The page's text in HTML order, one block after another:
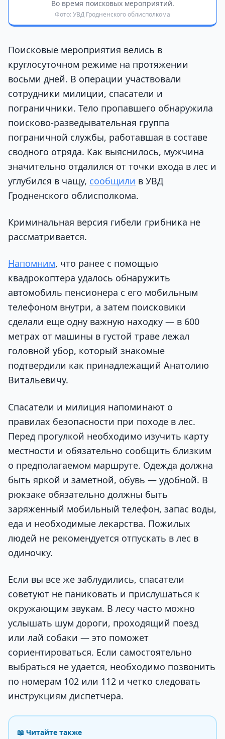
Во время поисковых мероприятий.
Фото: УВД Гродненского облисполкома
Поисковые мероприятия велись в
круглосуточном режиме на протяжении
восьми дней. В операции участвовали
сотрудники милиции, спасатели и
пограничники. Тело пропавшего обнаружила
поисково-разведывательная группа
пограничной службы, работавшая в составе
сводного отряда. Как выяснилось, мужчина
значительно отдалился от точки входа в лес и
углубился в чащу, сообщили в УВД
Гродненского облисполкома.
Криминальная версия гибели грибника не
рассматривается.
Напомним, что ранее с помощью
квадрокоптера удалось обнаружить
автомобиль пенсионера с его мобильным
телефоном внутри, а затем поисковики
сделали еще одну важную находку — в 600
метрах от машины в густой траве лежал
головной убор, который знакомые
подтвердили как принадлежащий Анатолию
Витальевичу.
Спасатели и милиция напоминают о
правилах безопасности при походе в лес.
Перед прогулкой необходимо изучить карту
местности и обязательно сообщить близким
о предполагаемом маршруте. Одежда должна
быть яркой и заметной, обувь — удобной. В
рюкзаке обязательно должны быть
заряженный мобильный телефон, запас воды,
еда и необходимые лекарства. Пожилых
людей не рекомендуется отпускать в лес в
одиночку.
Если вы все же заблудились, спасатели
советуют не паниковать и прислушаться к
окружающим звукам. В лесу часто можно
услышать шум дороги, проходящий поезд
или лай собаки — это поможет
сориентироваться. Если самостоятельно
выбраться не удается, необходимо позвонить
по номерам 102 или 112 и четко следовать
инструкциям диспетчера.
📖 Читайте также